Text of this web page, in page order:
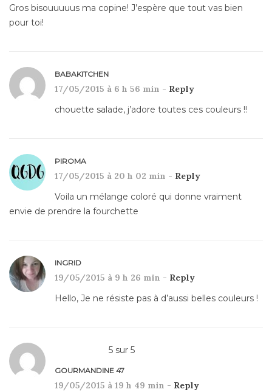
Gros bisouuuuus ma copine! J’espère que tout vas bien
pour toi!
BABAKITCHEN
17/05/2015 à 6 h 56 min - Reply
chouette salade, j’adore toutes ces couleurs !!
PIROMA
17/05/2015 à 20 h 02 min - Reply
Voila un mélange coloré qui donne vraiment
envie de prendre la fourchette
INGRID
19/05/2015 à 9 h 26 min - Reply
Hello, Je ne résiste pas à d’aussi belles couleurs !
5 sur 5
GOURMANDINE 47
19/05/2015 à 19 h 49 min - Reply